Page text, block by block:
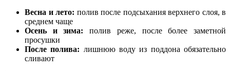
Весна и лето: полив после подсыхания верхнего слоя, в
среднем чаще
Осень и зима: полив реже, после более заметной
просушки
После полива: лишнюю воду из поддона обязательно
сливают